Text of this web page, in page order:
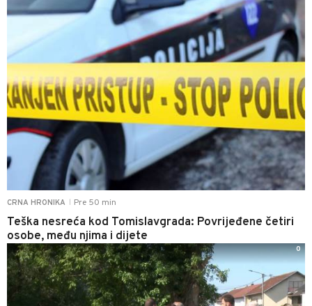
CRNA HRONIKA Pre 50 min
Teška nesreća kod Tomislavgrada: Povrijeđene četiri
osobe, među njima i dijete
0